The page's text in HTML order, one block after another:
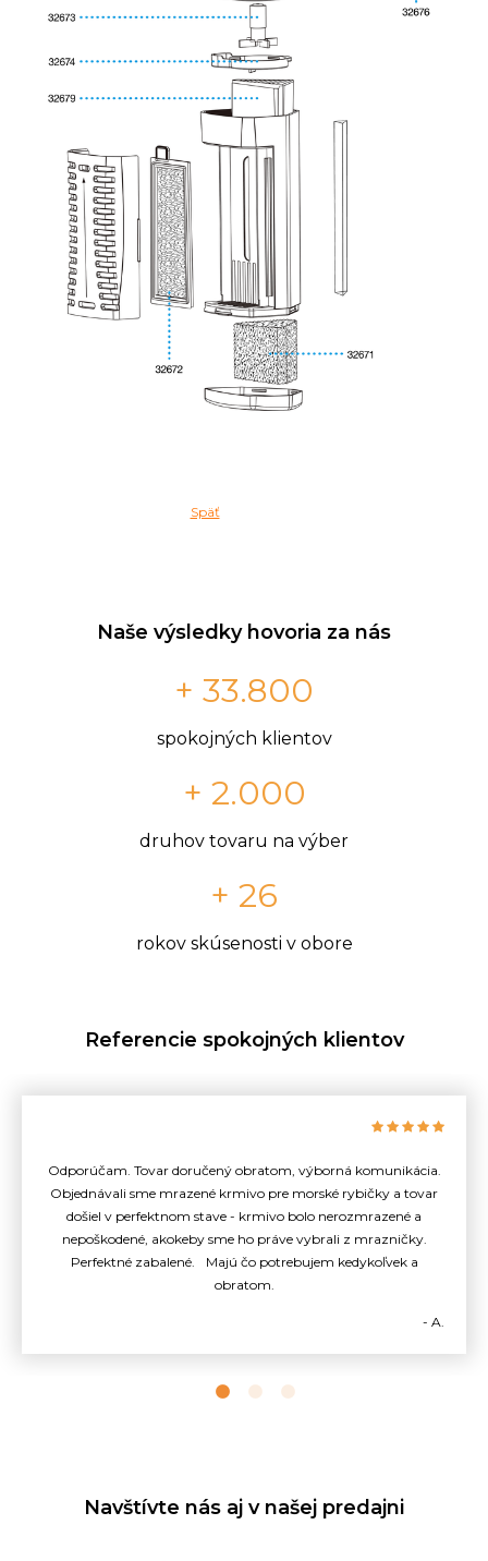
Späť
Naše výsledky hovoria za nás
+ 33.800
spokojných klientov
+ 2.000
druhov tovaru na výber
+ 26
rokov skúsenosti v obore
Referencie spokojných klientov
Odporúčam. Tovar doručený obratom, výborná komunikácia.
Objednávali sme mrazené krmivo pre morské rybičky a tovar
došiel v perfektnom stave - krmivo bolo nerozmrazené a
nepoškodené, akokeby sme ho práve vybrali z mrazničky.
Perfektné zabalené. Majú čo potrebujem kedykoľvek a
obratom.
- A.
Navštívte nás aj v našej predajni